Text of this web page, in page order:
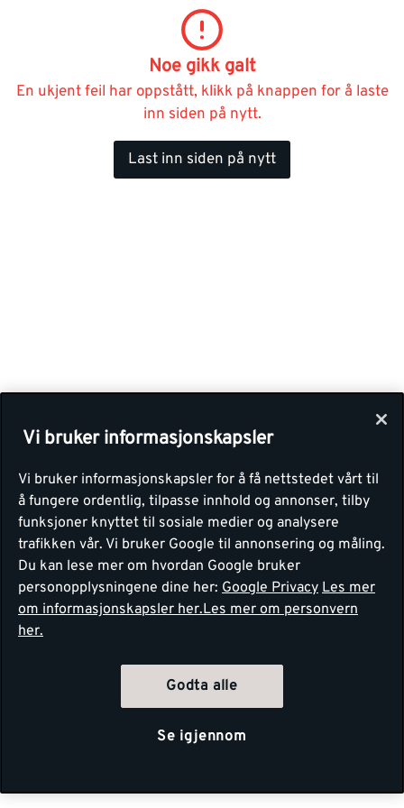
Noe gikk galt
En ukjent feil har oppstått, klikk på knappen for å laste
inn siden på nytt.
Last inn siden på nytt
Vi bruker informasjonskapsler
Vi bruker informasjonskapsler for å få nettstedet vårt til
å fungere ordentlig, tilpasse innhold og annonser, tilby
funksjoner knyttet til sosiale medier og analysere
trafikken vår. Vi bruker Google til annonsering og måling.
Du kan lese mer om hvordan Google bruker
personopplysningene dine her: Google Privacy Les mer
om informasjonskapsler her.Les mer om personvern
her.
Godta alle
Se igjennom